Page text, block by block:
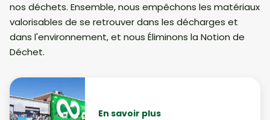
nos déchets. Ensemble, nous empêchons les matériaux
valorisables de se retrouver dans les décharges et
dans l'environnement, et nous Éliminons la Notion de
Déchet.
En savoir plus